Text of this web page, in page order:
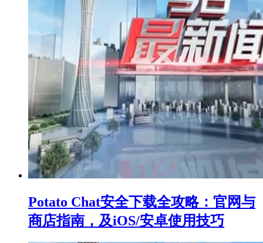
Potato Chat安全下载全攻略：官网与
商店指南，及iOS/安卓使用技巧